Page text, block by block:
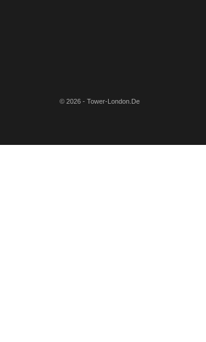
© 2026 - Tower-London.De